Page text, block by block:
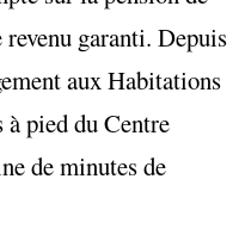
garanti. Depuis
aux Habitations
à pied du Centre
de minutes de